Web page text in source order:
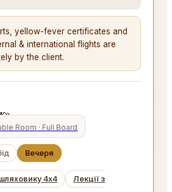
yellow-fever certificates and
& international flights are
by the client.
Room · Full Board
Вечеря
4x4
Лекції з